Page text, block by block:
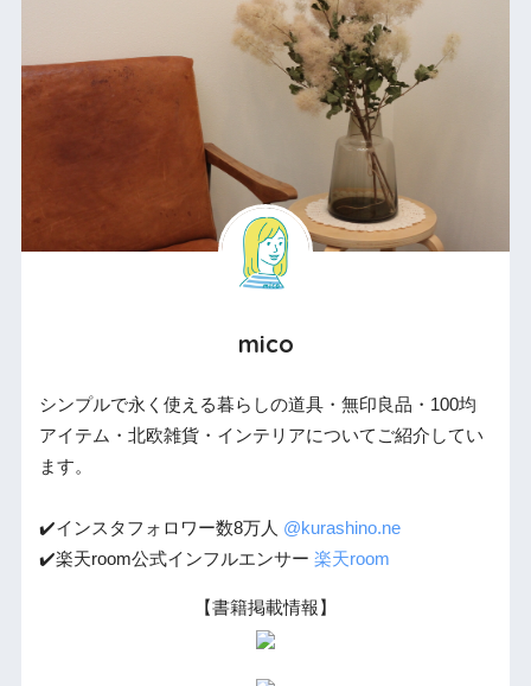
mico
シンプルで永く使える暮らしの道具・無印良品・100均
アイテム・北欧雑貨・インテリアについてご紹介してい
ます。
✔️インスタフォロワー数8万人 @kurashino.ne
✔️楽天room公式インフルエンサー 楽天room
【書籍掲載情報】